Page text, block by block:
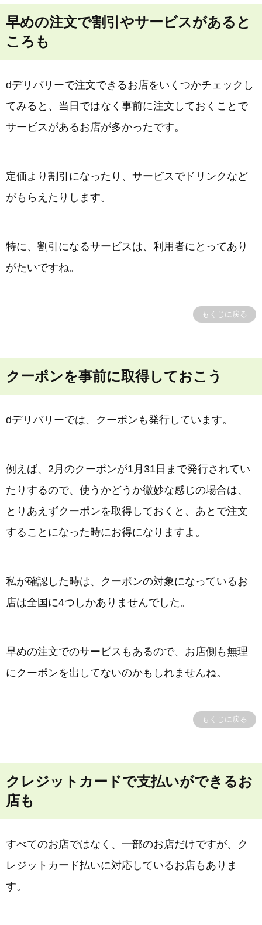
早めの注文で割引やサービスがあると
ころも
dデリバリーで注文できるお店をいくつかチェックし
てみると、当日ではなく事前に注文しておくことで
サービスがあるお店が多かったです。
定価より割引になったり、サービスでドリンクなど
がもらえたりします。
特に、割引になるサービスは、利用者にとってあり
がたいですね。
もくじに戻る
クーポンを事前に取得しておこう
dデリバリーでは、クーポンも発行しています。
例えば、2月のクーポンが1月31日まで発行されてい
たりするので、使うかどうか微妙な感じの場合は、
とりあえずクーポンを取得しておくと、あとで注文
することになった時にお得になりますよ。
私が確認した時は、クーポンの対象になっているお
店は全国に4つしかありませんでした。
早めの注文でのサービスもあるので、お店側も無理
にクーポンを出してないのかもしれませんね。
もくじに戻る
クレジットカードで支払いができるお
店も
すべてのお店ではなく、一部のお店だけですが、ク
レジットカード払いに対応しているお店もありま
す。